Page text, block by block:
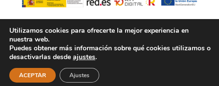
Financiado por la Unión Europea – NextGenerationEU
Utilizamos cookies para ofrecerte la mejor experiencia en
nuestra web.
Puedes obtener más información sobre qué cookies utilizamos o
desactivarlas desde ajustes.
ACEPTAR Ajustes